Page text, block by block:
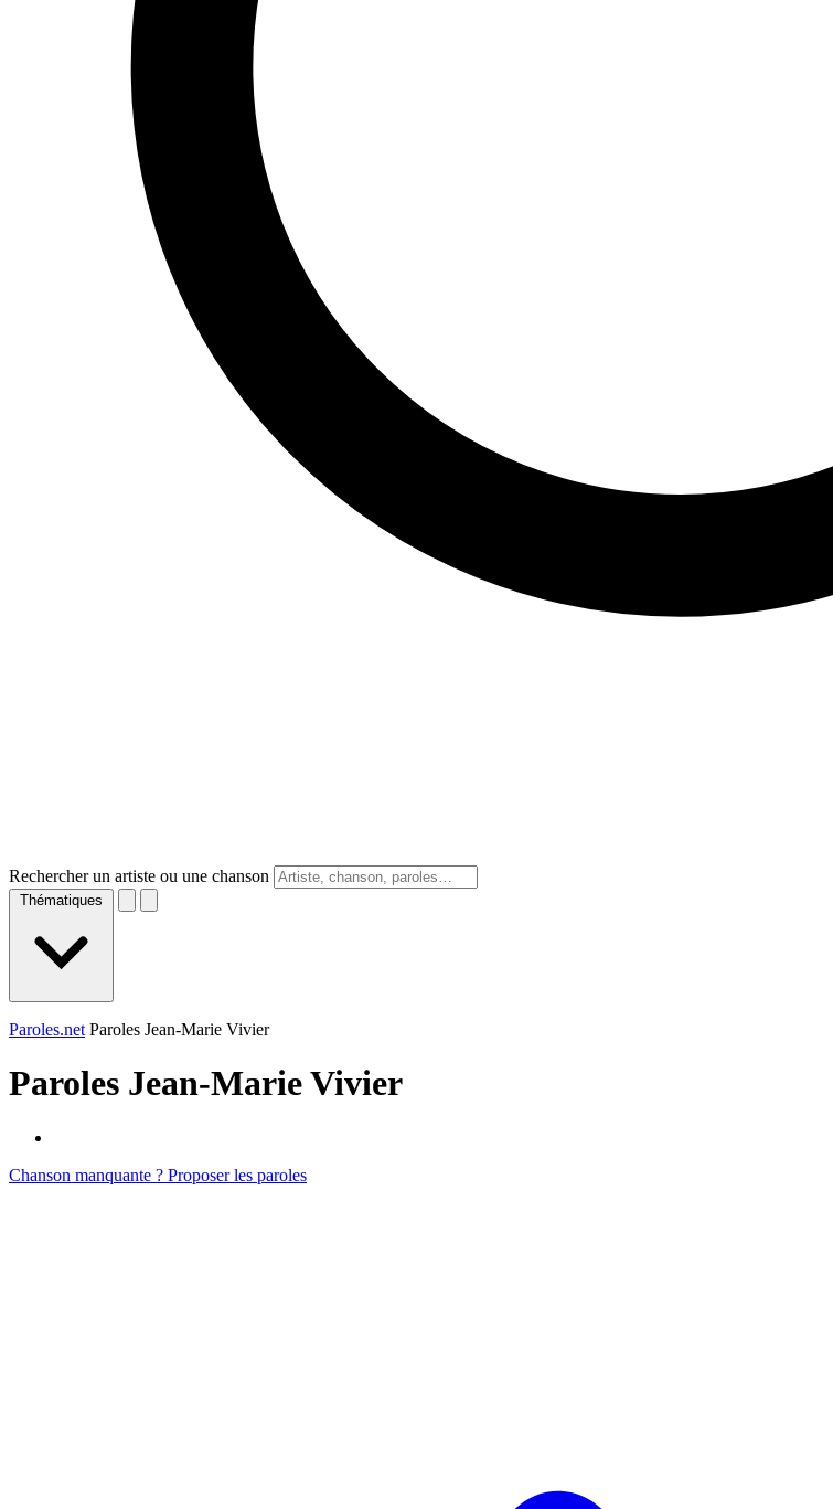
Rechercher un artiste ou une chanson
Thématiques
Paroles.net Paroles Jean-Marie Vivier
Paroles Jean-Marie Vivier
Chanson manquante ? Proposer les paroles